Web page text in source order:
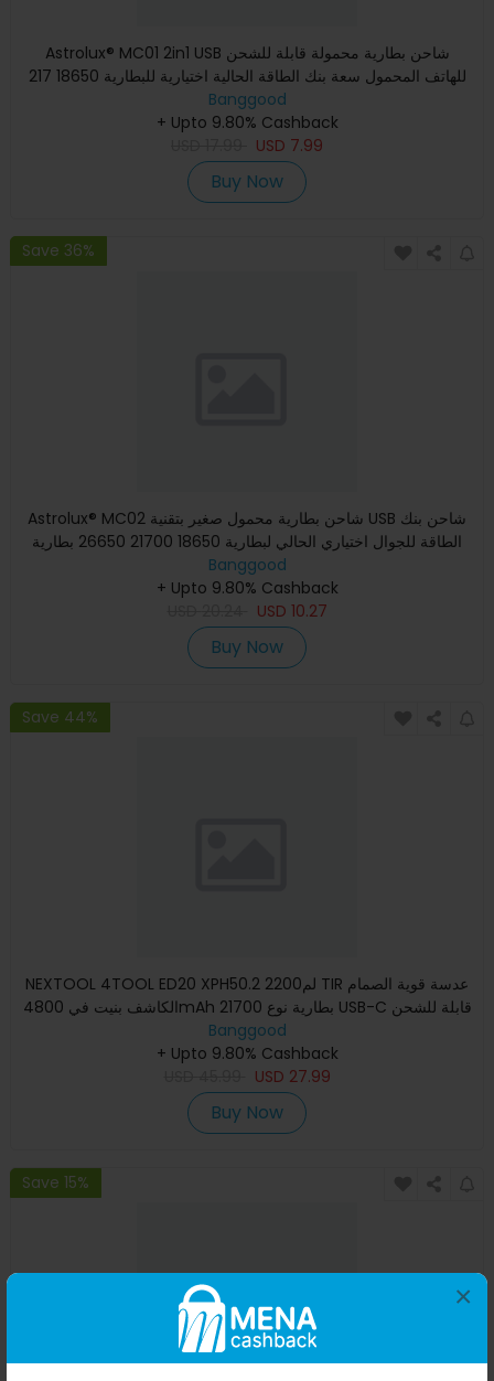
×
Astrolux® MC01 2in1 USB شاحن بطارية محمولة قابلة للشحن
للهاتف المحمول سعة بنك الطاقة الحالية اختيارية للبطارية 18650 217
Banggood
+ Upto 9.80% Cashback
USD 7.99
Buy Now
Save 36%
Astrolux® MC02 شاحن بطارية محمول صغير بتقنية USB شاحن بنك
الطاقة للجوال اختياري الحالي لبطارية 18650 21700 26650 بطارية
Banggood
+ Upto 9.80% Cashback
USD 10.27
Buy Now
Save 44%
NEXTOOL 4TOOL ED20 XPH50.2 2200لم TIR عدسة قوية الصمام
الكاشف بنيت في 4800mAh 21700 بطارية نوع USB-C قابلة للشحن
فائقة ا
Banggood
+ Upto 9.80% Cashback
USD 27.99
Buy Now
Save 15%